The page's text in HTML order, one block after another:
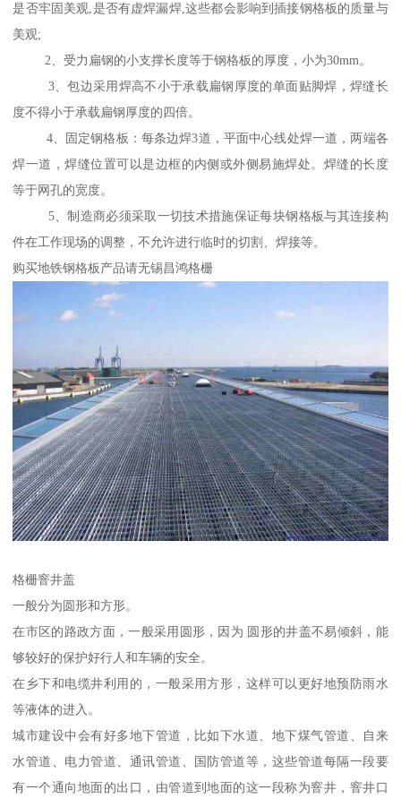
是否牢固美观,是否有虚焊漏焊,这些都会影响到插接钢格板的质量与
美观;
2、受力扁钢的小支撑长度等于钢格板的厚度，小为30mm。
3、包边采用焊高不小于承载扁钢厚度的单面贴脚焊，焊缝长
度不得小于承载扁钢厚度的四倍。
4、固定钢格板：每条边焊3道，平面中心线处焊一道，两端各
焊一道，焊缝位置可以是边框的内侧或外侧易施焊处。焊缝的长度
等于网孔的宽度。
5、制造商必须采取一切技术措施保证每块钢格板与其连接构
件在工作现场的调整，不允许进行临时的切割、焊接等。
购买地铁钢格板产品请无锡昌鸿格栅
格栅窨井盖
一般分为圆形和方形。
在市区的路政方面，一般采用圆形，因为 圆形的井盖不易倾斜，能
够较好的保护好行人和车辆的安全。
在乡下和电缆井利用的，一般采用方形，这样可以更好地预防雨水
等液体的进入。
城市建设中会有好多地下管道，比如下水道、地下煤气管道、自来
水管道、电力管道、通讯管道、国防管道等，这些管道每隔一段要
有一个通向地面的出口，由管道到地面的这一段称为窨井，窨井口